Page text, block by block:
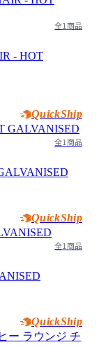
全1商品
- HOT
QuickShip
全1商品
QuickShip
全1商品
QuickShip